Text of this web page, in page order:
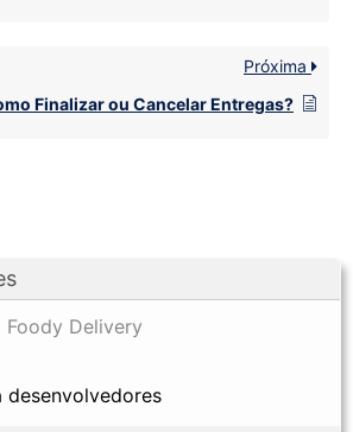
Foody Delivery
desenvolvedores
Próxima
Finalizar ou Cancelar Entregas?